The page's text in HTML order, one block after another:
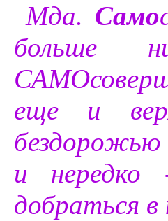
Мда. Само
больше
еще и
бездорожью
и нередко
добраться